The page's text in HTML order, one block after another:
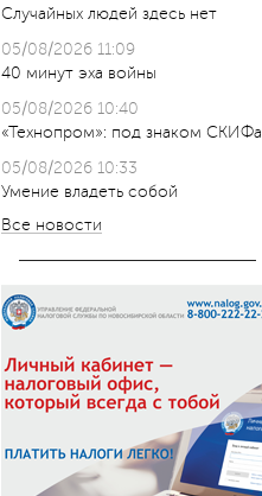
Случайных людей здесь нет
05/08/2026 11:09
40 минут эха войны
05/08/2026 10:40
«Технопром»: под знаком СКИФа
05/08/2026 10:33
Умение владеть собой
Все новости